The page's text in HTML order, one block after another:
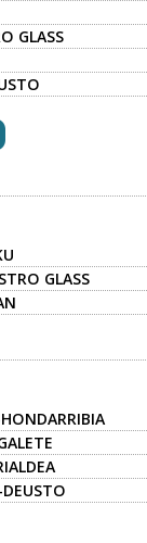
GLASS
GLASS